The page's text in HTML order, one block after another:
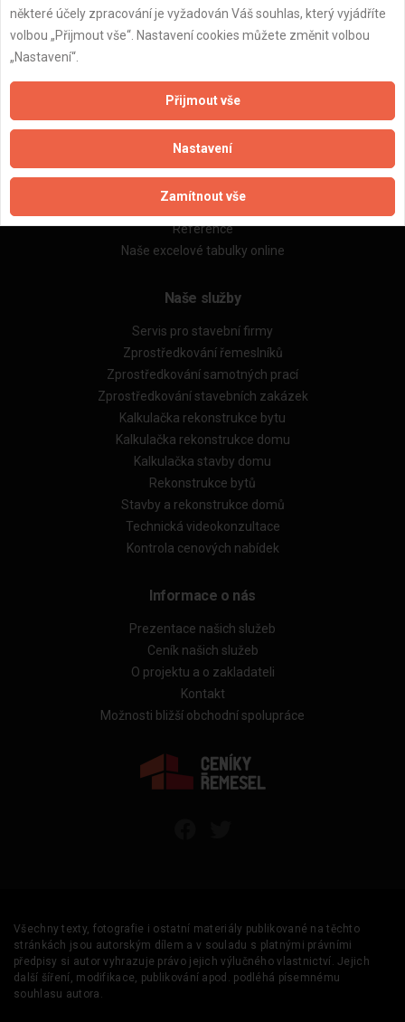
Naše firmy a řemeslníci
Zpracování a ochrana osobních údajů
Reference
Naše excelové tabulky online
Naše služby
Servis pro stavební firmy
Zprostředkování řemeslníků
Zprostředkování samotných prací
Zprostředkování stavebních zakázek
Kalkulačka rekonstrukce bytu
Kalkulačka rekonstrukce domu
Kalkulačka stavby domu
Rekonstrukce bytů
Stavby a rekonstrukce domů
Technická videokonzultace
Kontrola cenových nabídek
Informace o nás
Prezentace našich služeb
Ceník našich služeb
O projektu a o zakladateli
Kontakt
Možnosti bližší obchodní spolupráce
Všechny texty, fotografie i ostatní materiály publikované na těchto
stránkách jsou autorským dílem a v souladu s platnými právními
předpisy si autor vyhrazuje právo jejich výlučného vlastnictví. Jejich
další šíření, modifikace, publikování apod. podléhá písemnému
souhlasu autora.
některé účely zpracování je vyžadován Váš souhlas, který vyjádříte
volbou „Přijmout vše“. Nastavení cookies můžete změnit volbou
„Nastavení“.
Přijmout vše
Nastavení
Zamítnout vše